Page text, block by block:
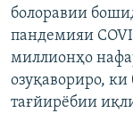
болоравии
пандемияи
миллионҳо
озуқавориро,
тағйирёбии